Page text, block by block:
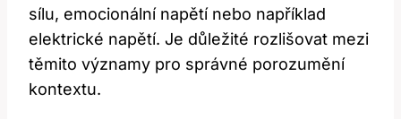
sílu, emocionální napětí nebo například
elektrické napětí. Je důležité rozlišovat mezi
těmito významy pro správné porozumění
kontextu.